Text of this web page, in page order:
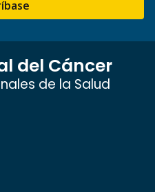
del Cáncer
de la Salud